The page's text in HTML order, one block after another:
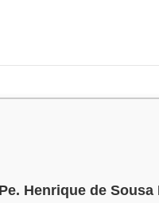
Pe. Henrique de Sousa